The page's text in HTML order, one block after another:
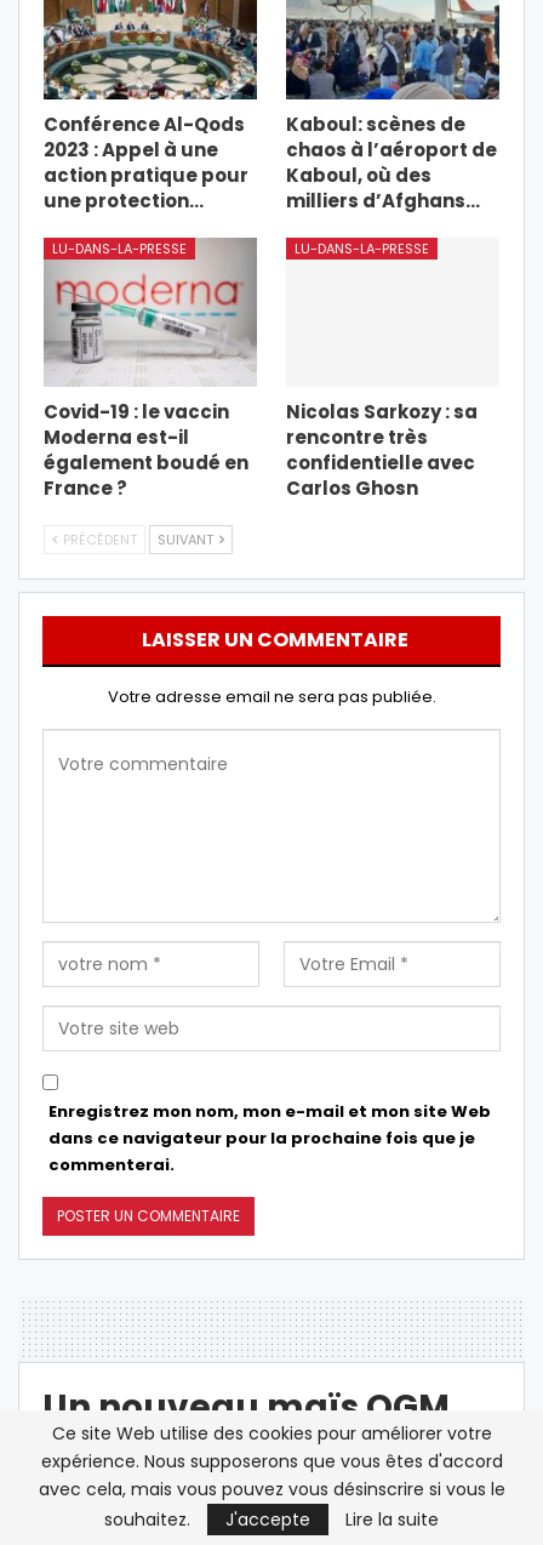
Conférence Al-Qods
2023 : Appel à une
action pratique pour
une protection…
Kaboul: scènes de
chaos à l’aéroport de
Kaboul, où des
milliers d’Afghans…
LU-DANS-LA-PRESSE
Covid-19 : le vaccin
Moderna est-il
également boudé en
France ?
LU-DANS-LA-PRESSE
Nicolas Sarkozy : sa
rencontre très
confidentielle avec
Carlos Ghosn
PRÉCÉDENT SUIVANT
LAISSER UN COMMENTAIRE
Votre adresse email ne sera pas publiée.
Enregistrez mon nom, mon e-mail et mon site Web
dans ce navigateur pour la prochaine fois que je
commenterai.
Un nouveau maïs OGM
autorisé en France ?
Ce site Web utilise des cookies pour améliorer votre
expérience. Nous supposerons que vous êtes d'accord
avec cela, mais vous pouvez vous désinscrire si vous le
souhaitez.
J'accepte Lire la suite